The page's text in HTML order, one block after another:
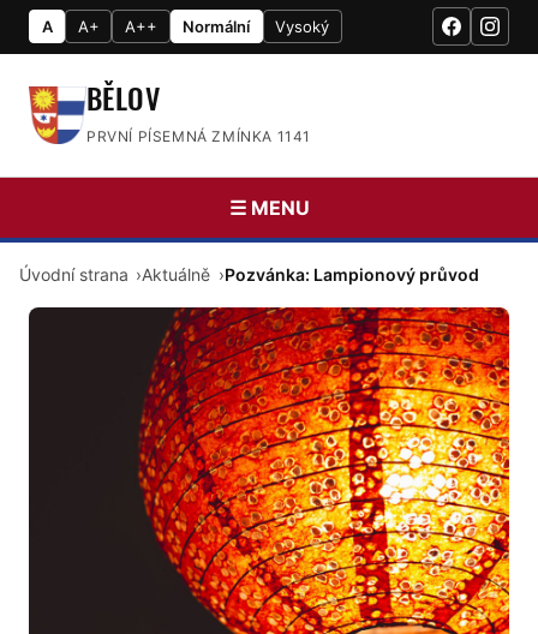
A A+ A++ Normální Vysoký
BĚLOV
PRVNÍ PÍSEMNÁ ZMÍNKA 1141
☰ MENU
Úvodní strana Aktuálně Pozvánka: Lampionový průvod